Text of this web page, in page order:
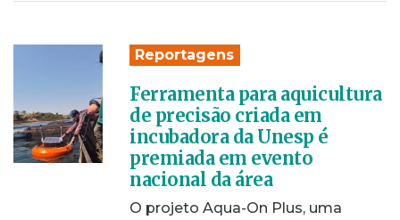
Reportagens
Ferramenta para aquicultura
de precisão criada em
incubadora da Unesp é
premiada em evento
nacional da área
O projeto Aqua-On Plus, uma